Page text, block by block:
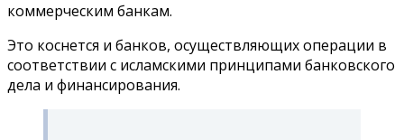
коммерческим банкам.
Это коснется и банков, осуществляющих операции в
соответствии с исламскими принципами банковского
дела и финансирования.